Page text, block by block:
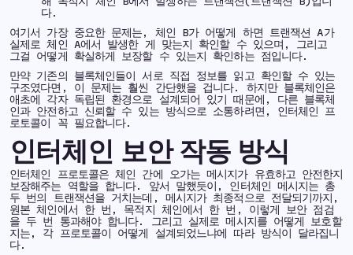
다.
여기서 가장 중요한 문제는, 체인 B가 어떻게 하면 트랜잭션 A가
실제로 체인 A에서 발생한 게 맞는지 확인할 수 있으며, 그리고
그걸 어떻게 확실하게 보장할 수 있는지 확인하는 점입니다.
만약 기존의 블록체인들이 서로 직접 정보를 읽고 확인할 수 있는
구조였다면, 이 문제는 훨씬 간단했을 겁니다. 하지만 블록체인은
애초에 각자 독립된 환경으로 설계되어 있기 때문에, 다른 블록체
인과 안전하고 신뢰할 수 있는 방식으로 소통하려면, 인터체인 프
로토콜이 꼭 필요합니다.
인터체인 보안 작동 방식
인터체인 프로토콜은 체인 간에 오가는 메시지가 유효하고 안전한지
보장해주는 역할을 합니다. 앞서 말했듯이, 인터체인 메시지는 총
두 번의 트랜잭션을 거치는데, 메시지가 최종적으로 전달되기까지,
원본 체인에서 한 번, 목적지 체인에서 한 번, 이렇게 보안 점검
을 두 번 통과해야 합니다. 그리고 실제로 메시지를 어떻게 보호할
지는, 각 프로토콜이 어떻게 설계되었느냐에 따라 방식이 달라집니
다.